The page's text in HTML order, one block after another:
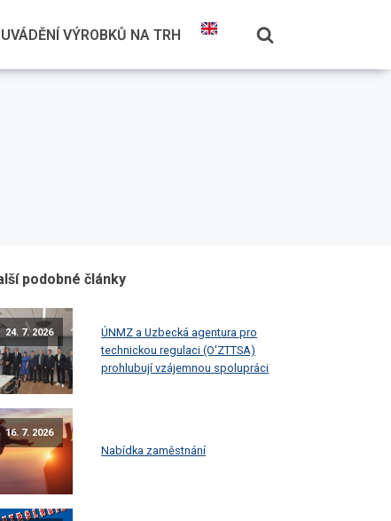
VÝROBKŮ NA TRH
podobné články
24. 7. 2026
ÚNMZ a Uzbecká agentura pro
technickou regulaci (O'ZTTSA)
prohlubují vzájemnou spolupráci
16. 7. 2026
Nabídka zaměstnání